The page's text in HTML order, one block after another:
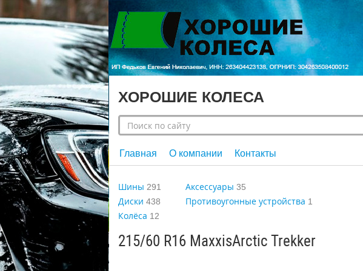
ХОРОШИЕ КОЛЕСА
Главная О компании Контакты
Шины 291
Диски 438
Колёса 12
Аксессуары 35
Противоугонные устройства 1
215/60 R16 MaxxisArctic Trekker